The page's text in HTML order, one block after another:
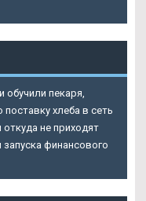
обучили пекаря,
хлеба в сеть
не приходят
финансового